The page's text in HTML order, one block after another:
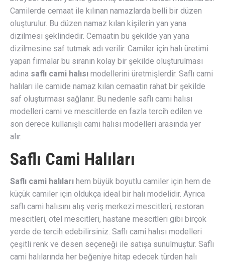
Camilerde cemaat ile kılınan namazlarda belli bir düzen
oluşturulur. Bu düzen namaz kılan kişilerin yan yana
dizilmesi şeklindedir. Cemaatin bu şekilde yan yana
dizilmesine saf tutmak adı verilir. Camiler için halı üretimi
yapan firmalar bu sıranın kolay bir şekilde oluşturulması
adına saflı cami halısı modellerini üretmişlerdir. Saflı cami
halıları ile camide namaz kılan cemaatin rahat bir şekilde
saf oluşturması sağlanır. Bu nedenle saflı cami halısı
modelleri cami ve mescitlerde en fazla tercih edilen ve
son derece kullanışlı cami halısı modelleri arasında yer
alır.
Saflı Cami Halıları
Saflı cami halıları hem büyük boyutlu camiler için hem de
küçük camiler için oldukça ideal bir halı modelidir. Ayrıca
saflı cami halısını alış veriş merkezi mescitleri, restoran
mescitleri, otel mescitleri, hastane mescitleri gibi birçok
yerde de tercih edebilirsiniz. Saflı cami halısı modelleri
çeşitli renk ve desen seçeneği ile satışa sunulmuştur. Saflı
cami halılarında her beğeniye hitap edecek türden halı